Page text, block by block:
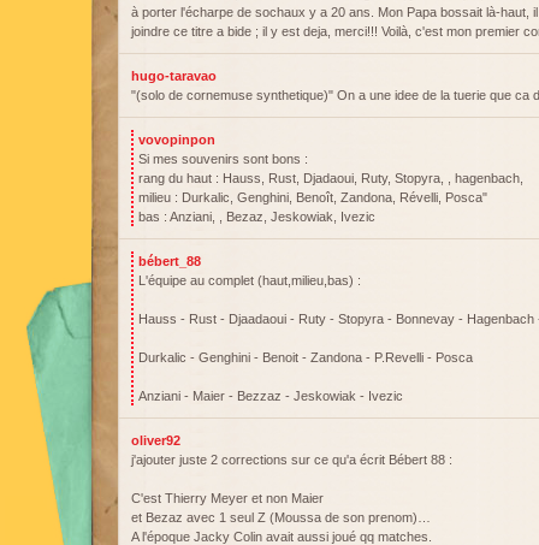
à porter l'écharpe de sochaux y a 20 ans. Mon Papa bossait là-haut,
joindre ce titre a bide ; il y est deja, merci!!! Voilà, c'est mon premier
hugo-taravao
"(solo de cornemuse synthetique)" On a une idee de la tuerie que ca
vovopinpon
Si mes souvenirs sont bons :
rang du haut : Hauss, Rust, Djadaoui, Ruty, Stopyra, , hagenbach,
milieu : Durkalic, Genghini, Benoît, Zandona, Révelli, Posca"
bas : Anziani, , Bezaz, Jeskowiak, Ivezic
bébert_88
L'équipe au complet (haut,milieu,bas) :
Hauss - Rust - Djaadaoui - Ruty - Stopyra - Bonnevay - Hagenbach
Durkalic - Genghini - Benoit - Zandona - P.Revelli - Posca
Anziani - Maier - Bezzaz - Jeskowiak - Ivezic
oliver92
j'ajouter juste 2 corrections sur ce qu'a écrit Bébert 88 :
C'est Thierry Meyer et non Maier
et Bezaz avec 1 seul Z (Moussa de son prenom)…
A l'époque Jacky Colin avait aussi joué qq matches.